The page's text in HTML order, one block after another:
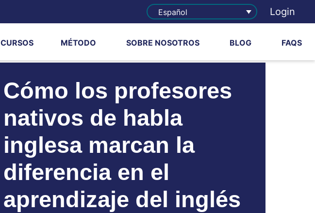
Español Login
CURSOS MÉTODO SOBRE NOSOTROS BLOG FAQS
Cómo los profesores
nativos de habla
inglesa marcan la
diferencia en el
aprendizaje del inglés